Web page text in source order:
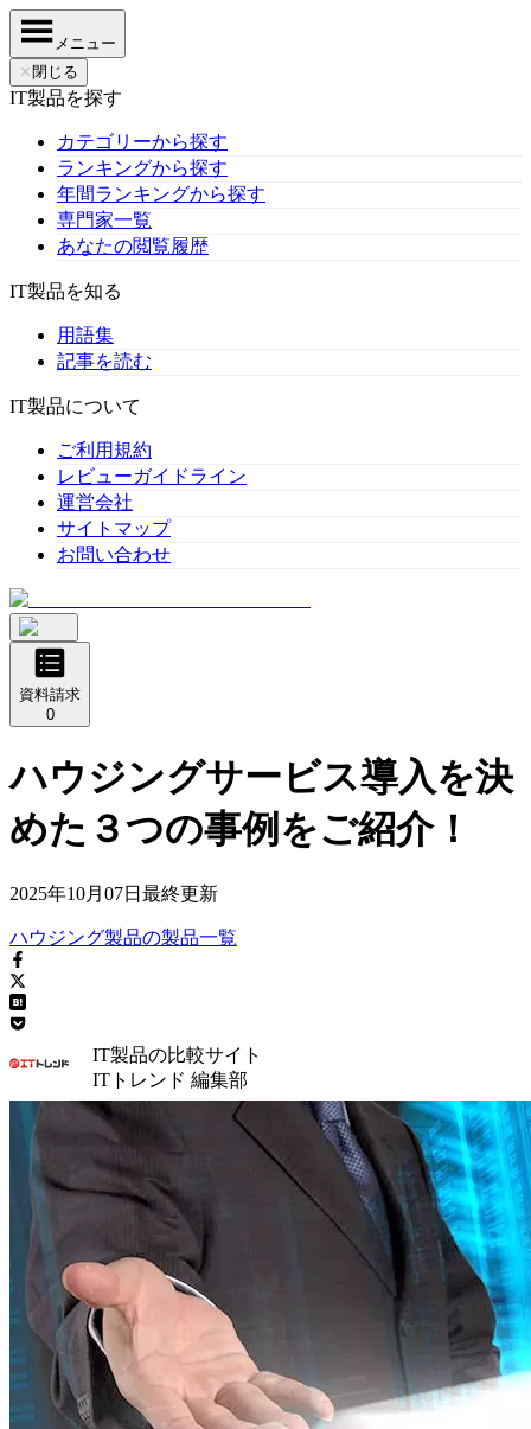
メニュー
✕ 閉じる
IT製品を探す
カテゴリーから探す
ランキングから探す
年間ランキングから探す
専門家一覧
あなたの閲覧履歴
IT製品を知る
用語集
記事を読む
IT製品について
ご利用規約
レビューガイドライン
運営会社
サイトマップ
お問い合わせ
資料請求
0
ハウジングサービス導入を決
めた３つの事例をご紹介！
2025年10月07日 最終更新
ハウジング製品の製品一覧
IT製品の比較サイト
ITトレンド 編集部